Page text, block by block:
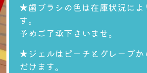
★歯ブラシの色は在庫状況によ
す。
予めご了承下さいませ。
★ジェルはピーチとグレープか
だけます。